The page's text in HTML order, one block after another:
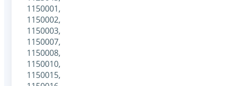
1150001,
1150002,
1150003,
1150007,
1150008,
1150010,
1150015,